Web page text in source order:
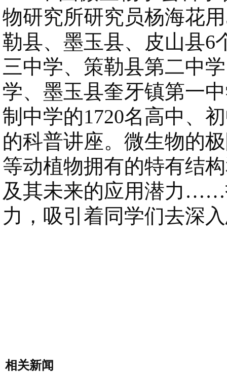
物研究所研究员杨海花
勒县、墨玉县、皮山县6
三中学、策勒县第二中
学、墨玉县奎牙镇第一
制中学的1720名高中、
的科普讲座。微生物的
等动植物拥有的特有结
及其未来的应用潜力……
力，吸引着同学们去深
相关新闻